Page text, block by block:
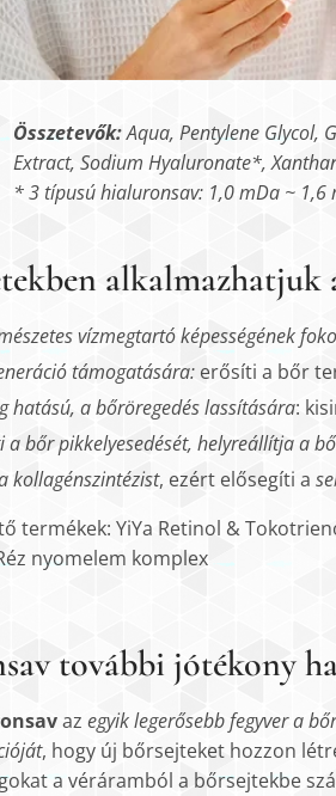
Összetevők:Aqua, Pentylene Glycol,
Extract, Sodium Hyaluronate*,
* 3 típusú hialuronsav: 1,0 mDa ~ 1,6
vízmegtartó képességének
támogatására: erősíti a bőr
hatású, a bőröregedés lassítására:
a bőr pikkelyesedését, helyreállítja a
kollagénszintézist, ezért elősegíti a
termékek: YiYa Retinol &
nyomelem komplex
további jótékony
az egyik legerősebb fegyver a
, hogy új bőrsejteket hozzon
a véráramból a bőrsejtekbe